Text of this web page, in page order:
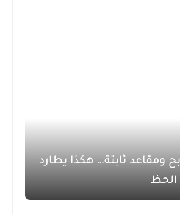
ومقاعد ثابتة… هكذا يطارد
الحظ